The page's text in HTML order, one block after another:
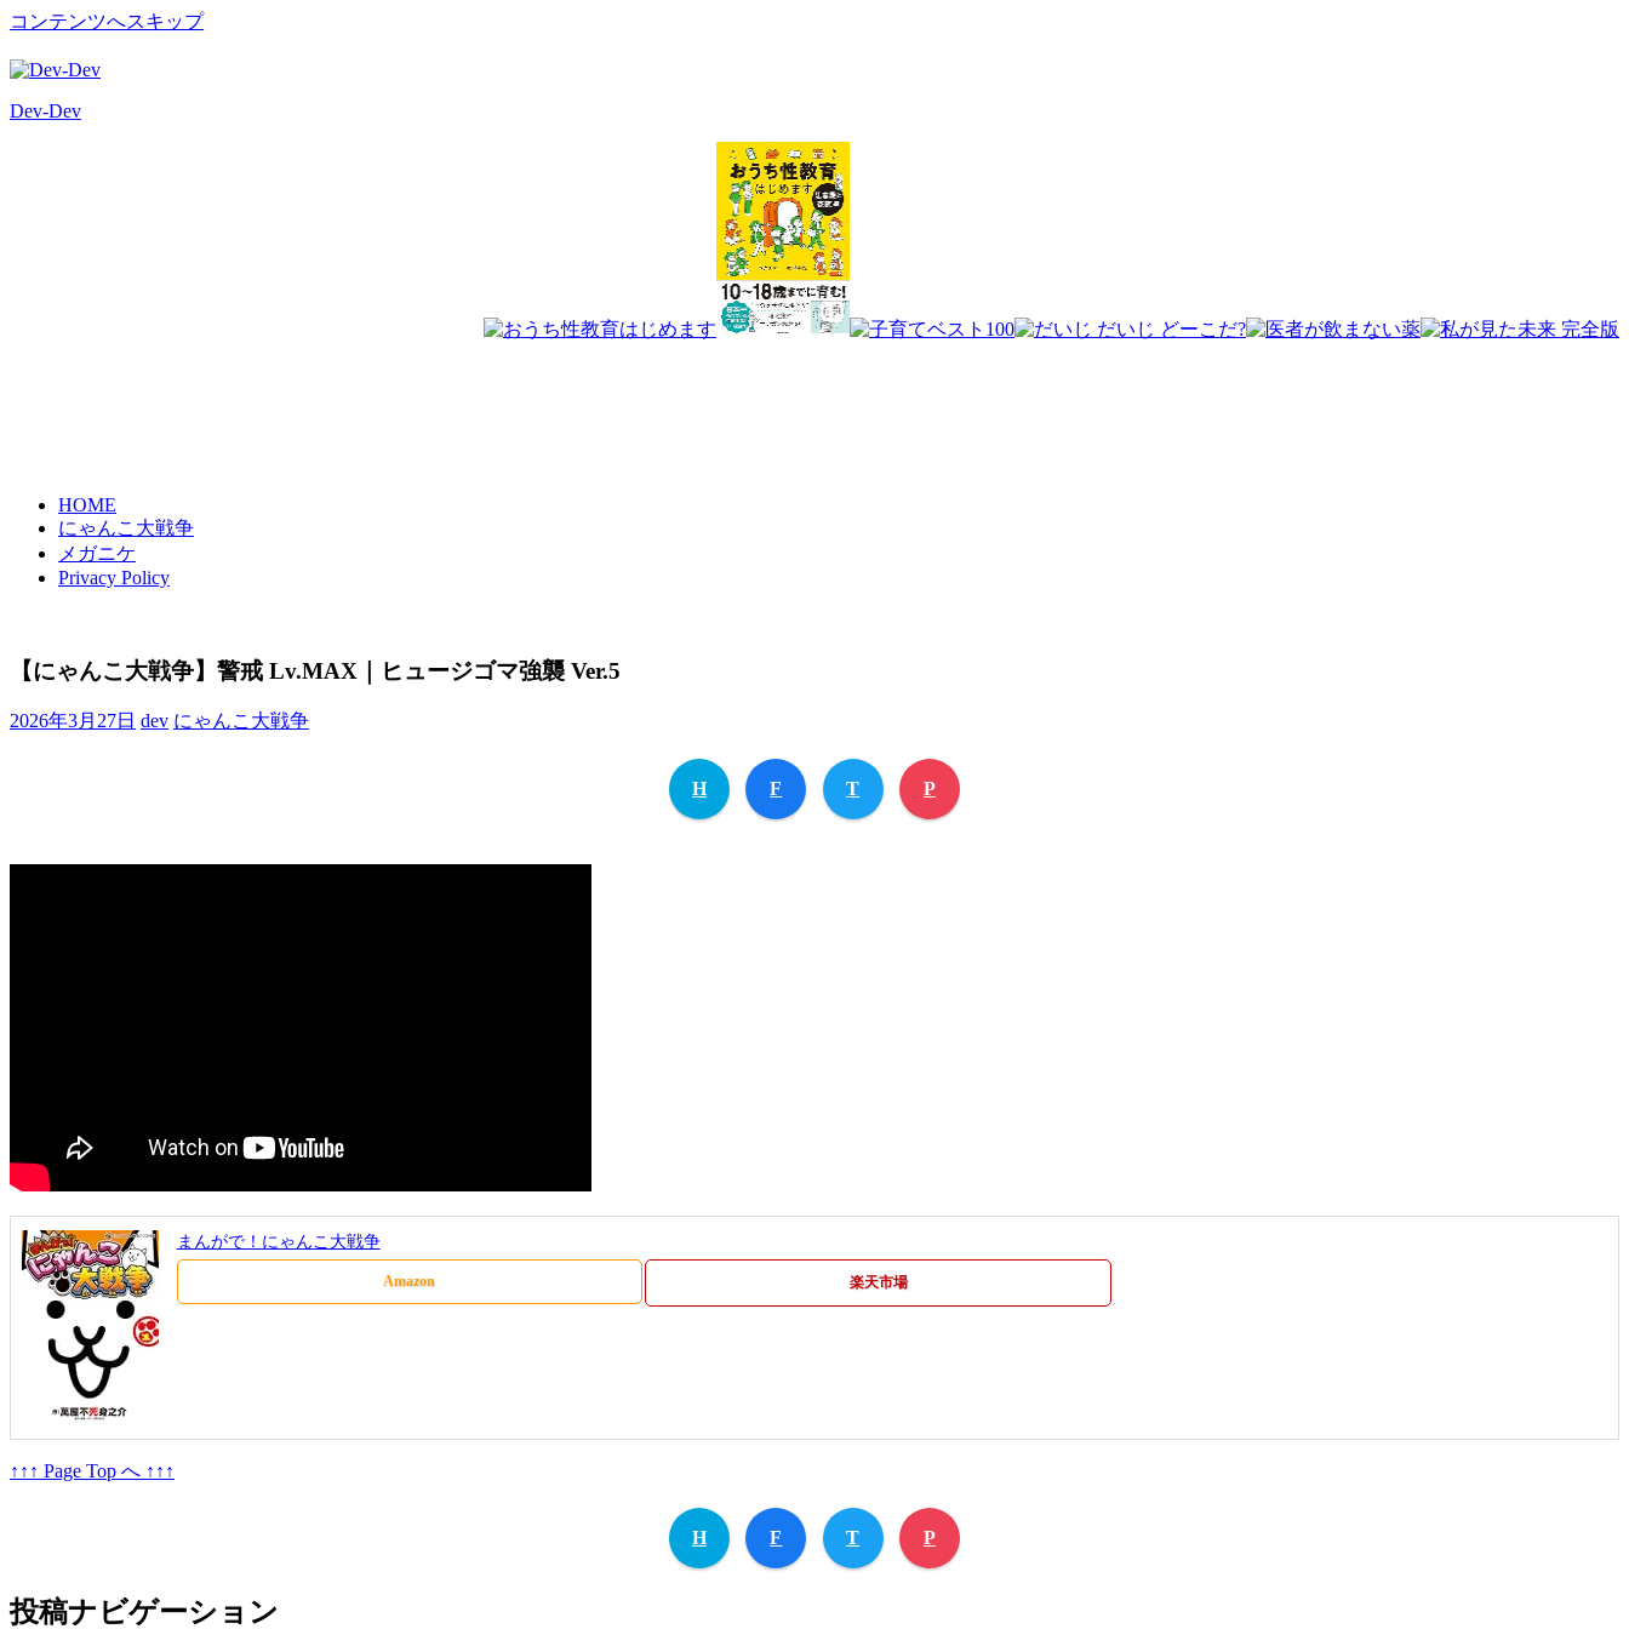
コンテンツへスキップ
Dev-Dev
HOME
にゃんこ大戦争
メガニケ
Privacy Policy
【にゃんこ大戦争】警戒 Lv.MAX｜ヒュージゴマ強襲 Ver.5
2026年3月27日 dev にゃんこ大戦争
H F T P
まんがで！にゃんこ大戦争
Amazon 楽天市場
↑↑↑ Page Top へ ↑↑↑
H F T P
投稿ナビゲーション